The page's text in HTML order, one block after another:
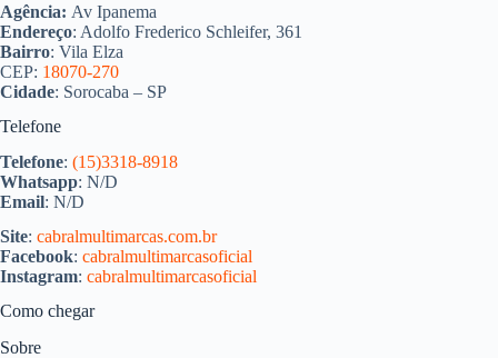
Agência: Av Ipanema
Endereço: Adolfo Frederico Schleifer, 361
Bairro: Vila Elza
CEP: 18070-270
Cidade: Sorocaba – SP
Telefone
Telefone: (15)3318-8918
Whatsapp: N/D
Email: N/D
Site: cabralmultimarcas.com.br
Facebook: cabralmultimarcasoficial
Instagram: cabralmultimarcasoficial
Como chegar
Sobre